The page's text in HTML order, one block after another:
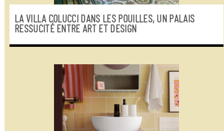
LA VILLA COLUCCI DANS LES POUILLES, UN PALAIS
RESSUCITÉ ENTRE ART ET DESIGN